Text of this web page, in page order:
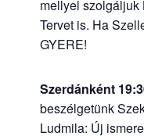
mellyel szolgáljuk
Tervet is. Ha
GYERE!
Szerdánként
beszélgetünk
Ludmila: Új